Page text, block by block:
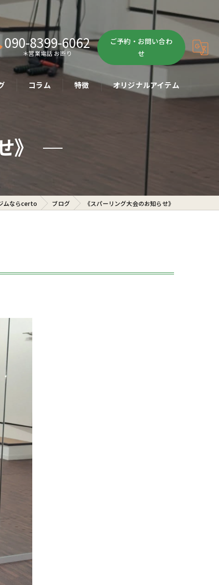
090-8399-6062
＊営業電話 お断り
ご予約・お問い合わ
せ
コラム 特徴
ダイエット
オリジナルアイテム
ムならcerto ブログ 《スパーリング大会のお知らせ》